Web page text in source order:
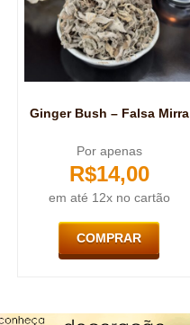
Ginger Bush – Falsa Mirra
Por apenas
R$14,00
em até 12x no cartão
COMPRAR